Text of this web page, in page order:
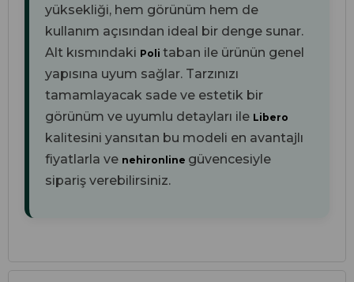
yüksekliği, hem görünüm hem de
kullanım açısından ideal bir denge sunar.
Alt kısmındaki Poli taban ile ürünün genel
yapısına uyum sağlar. Tarzınızı
tamamlayacak sade ve estetik bir
görünüm ve uyumlu detayları ile Libero
kalitesini yansıtan bu modeli en avantajlı
fiyatlarla ve nehironline güvencesiyle
sipariş verebilirsiniz.